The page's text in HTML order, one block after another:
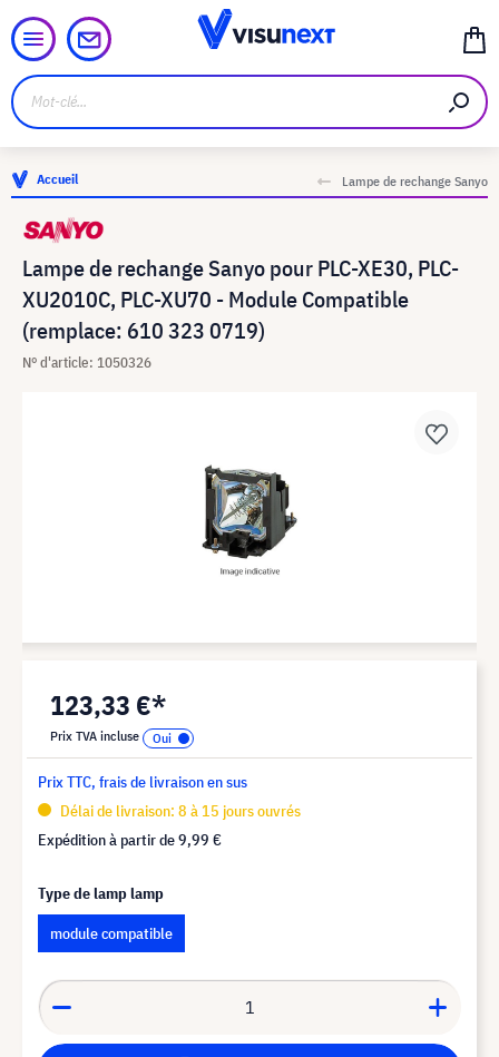
Accueil Lampe de rechange Sanyo
Lampe de rechange Sanyo pour PLC-XE30, PLC-
XU2010C, PLC-XU70 - Module Compatible
(remplace: 610 323 0719)
N° d'article: 1050326
123,33 €*
Prix TVA incluse
Prix TTC, frais de livraison en sus
Délai de livraison: 8 à 15 jours ouvrés
Expédition à partir de9,99 €
Type de lamp lamp
module compatible